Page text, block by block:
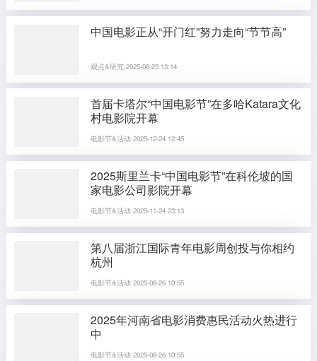
中国电影正从“开门红”努力走向“节节高”
观点&研究·2025-08-23 13:14
首届卡塔尔“中国电影节”在多哈Katara文化
村电影院开幕
电影节&活动·2025-12-24 12:45
2025斯里兰卡“中国电影节”在科伦坡的国
家电影公司影院开幕
电影节&活动·2025-11-24 23:13
第八届浙江国际青年电影周创投与你相约
杭州
电影节&活动·2025-08-26 10:55
2025年河南省电影消费惠民活动火热进行
中
电影节&活动·2025-08-26 10:55